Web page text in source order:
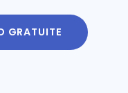
GRATUITE